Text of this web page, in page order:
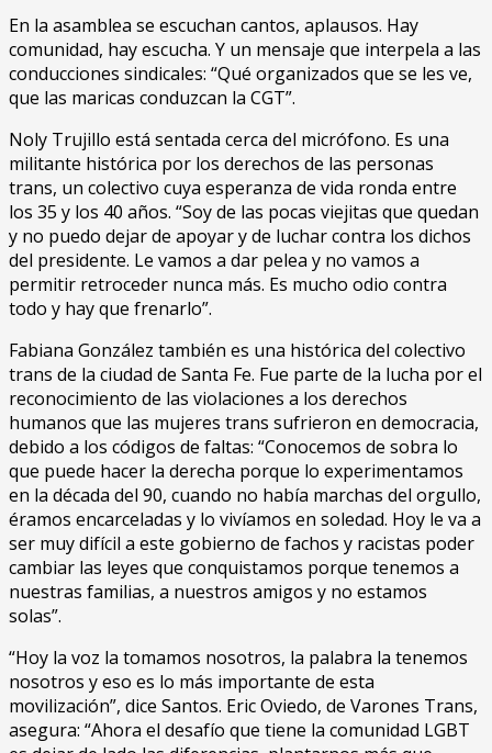
En la asamblea se escuchan cantos, aplausos. Hay
comunidad, hay escucha. Y un mensaje que interpela a las
conducciones sindicales: “Qué organizados que se les ve,
que las maricas conduzcan la CGT”.
Noly Trujillo está sentada cerca del micrófono. Es una
militante histórica por los derechos de las personas
trans, un colectivo cuya esperanza de vida ronda entre
los 35 y los 40 años. “Soy de las pocas viejitas que quedan
y no puedo dejar de apoyar y de luchar contra los dichos
del presidente. Le vamos a dar pelea y no vamos a
permitir retroceder nunca más. Es mucho odio contra
todo y hay que frenarlo”.
Fabiana González también es una histórica del colectivo
trans de la ciudad de Santa Fe. Fue parte de la lucha por el
reconocimiento de las violaciones a los derechos
humanos que las mujeres trans sufrieron en democracia,
debido a los códigos de faltas: “Conocemos de sobra lo
que puede hacer la derecha porque lo experimentamos
en la década del 90, cuando no había marchas del orgullo,
éramos encarceladas y lo vivíamos en soledad. Hoy le va a
ser muy difícil a este gobierno de fachos y racistas poder
cambiar las leyes que conquistamos porque tenemos a
nuestras familias, a nuestros amigos y no estamos
solas”.
“Hoy la voz la tomamos nosotros, la palabra la tenemos
nosotros y eso es lo más importante de esta
movilización”, dice Santos. Eric Oviedo, de Varones Trans,
asegura: “Ahora el desafío que tiene la comunidad LGBT